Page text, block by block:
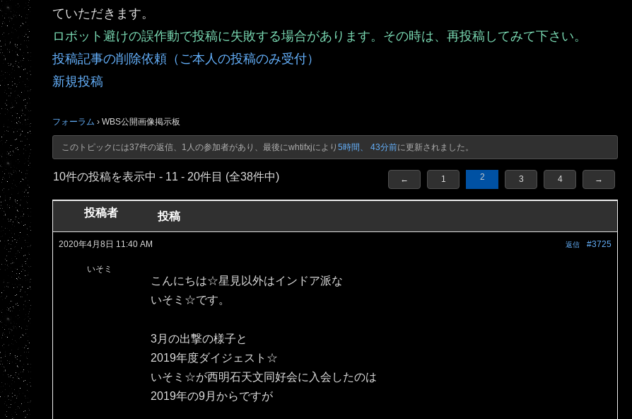
ていただきます。
ロボット避けの誤作動で投稿に失敗する場合があります。その時は、再投稿してみて下さい。
投稿記事の削除依頼（ご本人の投稿のみ受付）
新規投稿
フォーラム › WBS公開画像掲示板
このトピックには37件の返信、1人の参加者があり、最後にwhtifxjにより 5時間、 43分前に更新されました。
10件の投稿を表示中 - 11 - 20件目 (全38件中) ← 1 2 3 4 →
投稿者 投稿
2020年4月8日 11:40 AM #3725
返信
いそミ
こんにちは☆星見以外はインドア派な
いそミ☆です。
3月の出撃の様子と
2019年度ダイジェスト☆
いそミ☆が西明石天文同好会に入会したのは
2019年の9月からですが